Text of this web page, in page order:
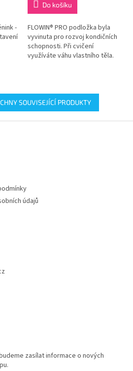
-
Do košíku
FLOWIN® PRO podložka byla
vyvinuta pro rozvoj kondičních
schopnosti. Při cvičení
využíváte váhu vlastního těla.
SOUVISEJÍCÍ PRODUKTY
údajů
zasílat informace o nových